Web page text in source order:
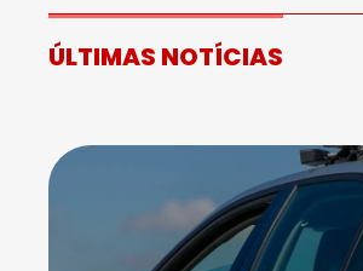
ÚLTIMAS NOTÍCIAS